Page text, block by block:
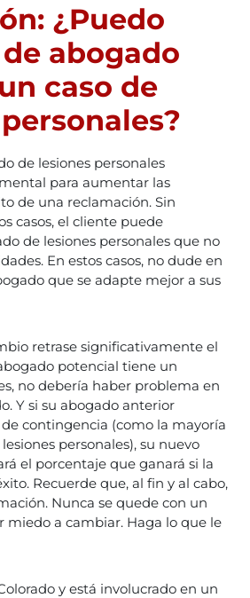
¿Puedo
abogado
caso de
de lesiones personales
para aumentar las
de una reclamación. Sin
casos, el cliente puede
de lesiones personales que no
En estos casos, no dude en
que se adapte mejor a sus
retrase significativamente el
potencial tiene un
no debería haber problema en
Y si su abogado anterior
contingencia (como la mayoría
personales), su nuevo
el porcentaje que ganará si la
Recuerde que, al fin y al cabo,
Nunca se quede con un
miedo a cambiar. Haga lo que le
y está involucrado en un